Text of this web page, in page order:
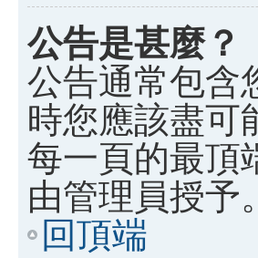
公告是甚麼？
公告通常包含
時您應該盡可
每一頁的最頂
由管理員授予。
回頂端